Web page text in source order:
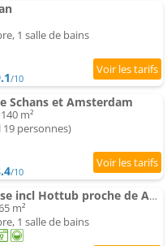
1 salle de bains
/10
Schans et Amsterdam
m²
personnes)
/10
Balistyle guesthouse incl Hottub proche de Amsterdam et Haarlem
m²
1 salle de bains